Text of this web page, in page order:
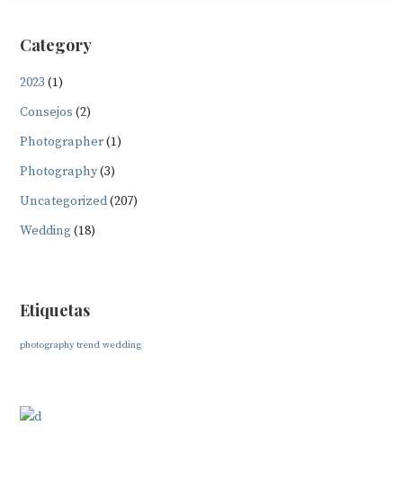
Category
2023 (1)
Consejos (2)
Photographer(1)
Photography(3)
Uncategorized(207)
Wedding (18)
Etiquetas
photography trend wedding